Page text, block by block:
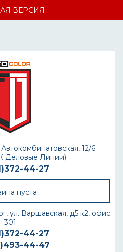
ВЕРСИЯ
12/6
Деловые Линии)
44-27
пуста
ул. Варшавская, д5 к2, офис
301
44-27
44-47